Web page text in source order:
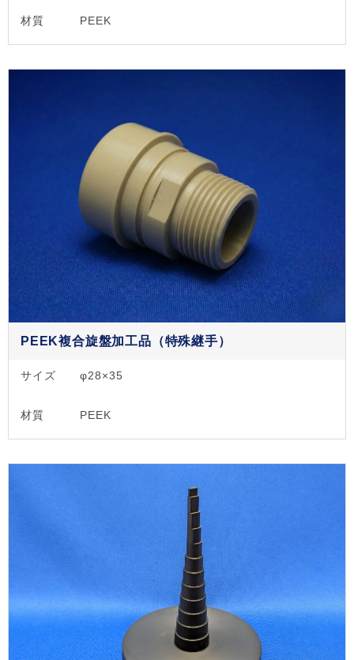
材質 PEEK
PEEK複合旋盤加工品（特殊継手）
サイズ φ28×35
材質 PEEK